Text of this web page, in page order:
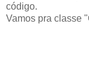
código.
Vamos pra classe